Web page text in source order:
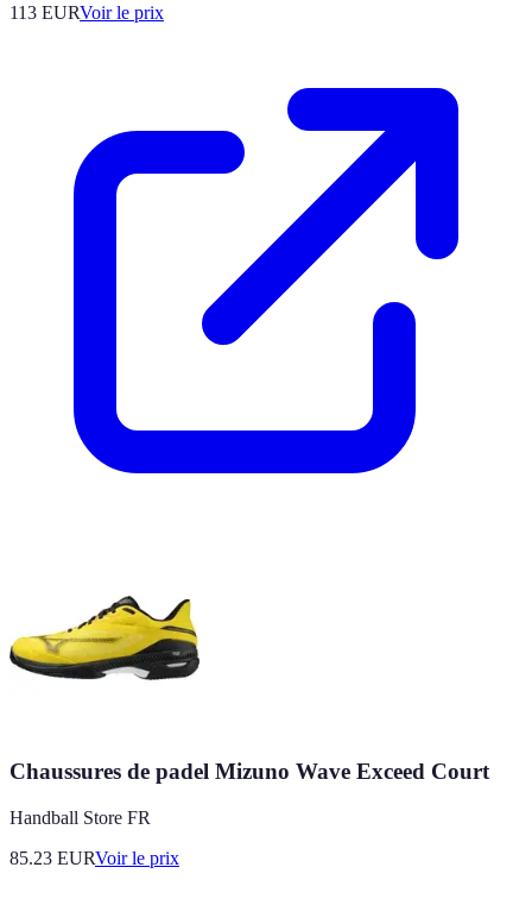
113 EURVoir le prix
Chaussures de padel Mizuno Wave Exceed Court
Handball Store FR
85.23 EURVoir le prix